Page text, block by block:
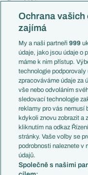
Evropská liga
Mistrovství světa
Liga národů
Témata
Představení týmů MS
EuroSkauting
PL v kostce
Evropské koeficienty
Přestupy
Přestupové spekulace
Zranění
Kluby
Arsenal FC
Chelsea FC
Manchester United
Ochrana vašich
zajímá
My a naši partneři999
údaje, jako jsou údaje o
máme k nim přístup.
technologie
zpracováváme údaje za
vše nebo odvoláním
sledovací technologie
reklamy pro vás nemusí
kdykoli znovu zobrazit a
kliknutím na odkaz
stránky. Vaše volby se
podrobnosti naleznete v
údajů.
Společně s našimi